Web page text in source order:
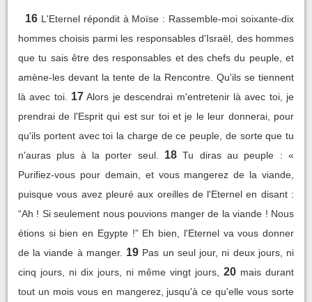
16 L'Eternel répondit à Moïse : Rassemble-moi soixante-dix
hommes choisis parmi les responsables d'Israël, des hommes
que tu sais être des responsables et des chefs du peuple, et
amène-les devant la tente de la Rencontre. Qu'ils se tiennent
là avec toi.
17 Alors je descendrai m'entretenir là avec toi, je
prendrai de l'Esprit qui est sur toi et je le leur donnerai, pour
qu'ils portent avec toi la charge de ce peuple, de sorte que tu
n'auras plus à la porter seul.
18 Tu diras au peuple : «
Purifiez-vous pour demain, et vous mangerez de la viande,
puisque vous avez pleuré aux oreilles de l'Eternel en disant :
“Ah ! Si seulement nous pouvions manger de la viande ! Nous
étions si bien en Egypte !” Eh bien, l'Eternel va vous donner
de la viande à manger. 19 Pas un seul jour, ni deux jours, ni
cinq jours, ni dix jours, ni même vingt jours,
20 mais durant
tout un mois vous en mangerez, jusqu'à ce qu'elle vous sorte